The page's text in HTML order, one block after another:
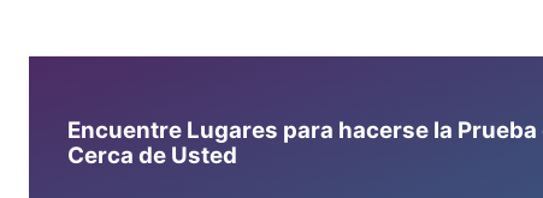
Encuentre Lugares para hacerse la Prueba
Cerca de Usted